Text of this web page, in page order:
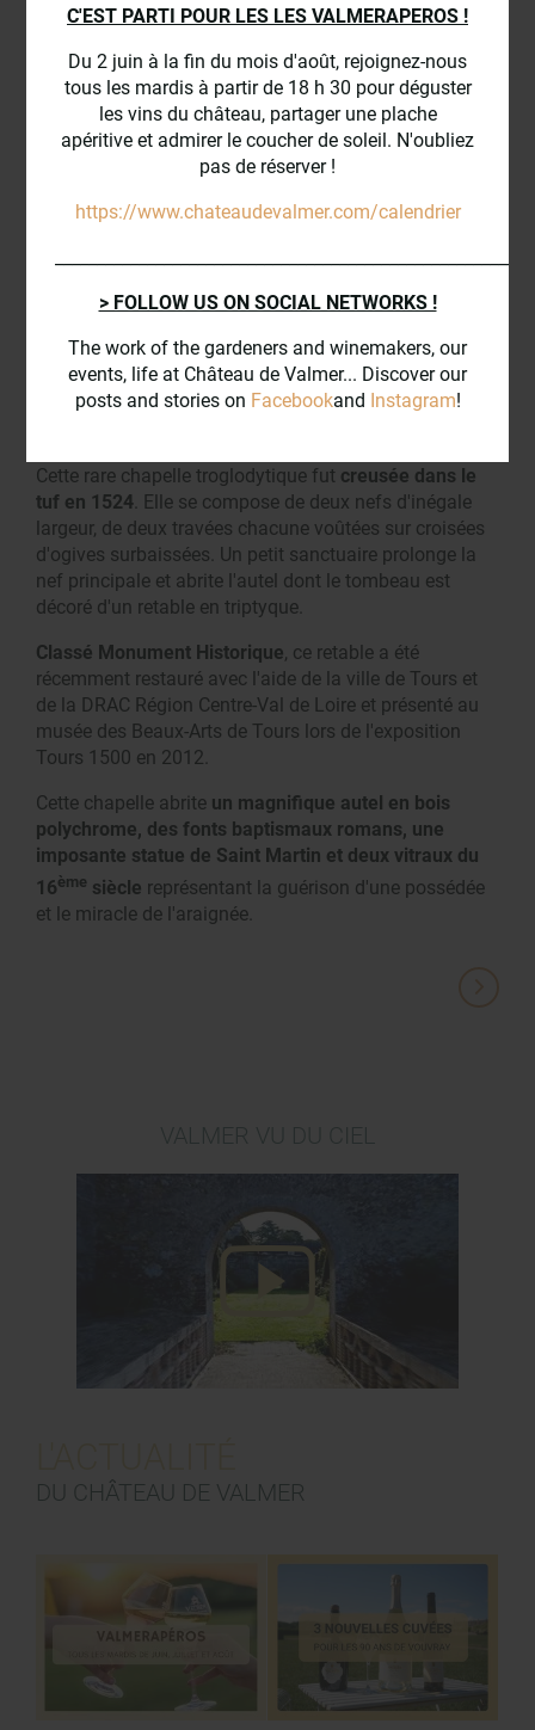
C'EST PARTI POUR LES LES VALMERAPEROS !
Du 2 juin à la fin du mois d'août, rejoignez-nous
tous les mardis à partir de 18 h 30 pour déguster
les vins du château, partager une plache
apéritive et admirer le coucher de soleil. N'oubliez
pas de réserver !
https://www.chateaudevalmer.com/calendrier
> FOLLOW US ON SOCIAL NETWORKS !
The work of the gardeners and winemakers, our
events, life at Château de Valmer... Discover our
posts and stories on Facebookand Instagram!
LA CHAPELLE TROGLODYTIQUE
Cette rare chapelle troglodytique fut creusée dans le
tuf en 1524 . Elle se compose de deux nefs d'inégale
largeur, de deux travées chacune voûtées sur croisées
d'ogives surbaissées. Un petit sanctuaire prolonge la
nef principale et abrite l'autel dont le tombeau est
décoré d'un retable en triptyque.
Classé Monument Historique, ce retable a été
récemment restauré avec l'aide de la ville de Tours et
de la DRAC Région Centre-Val de Loire et présenté au
musée des Beaux-Arts de Tours lors de l'exposition
Tours 1500 en 2012.
Cette chapelle abrite un magnifique autel en bois
polychrome, des fonts baptismaux romans, une
imposante statue de Saint Martin et deux vitraux du
16ème siècle représentant la guérison d'une possédée
et le miracle de l'araignée.
DU CHÂTEAU DE VALMER